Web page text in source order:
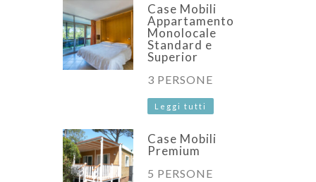
Case Mobili
Appartamento
Monolocale
Standard e
Superior
3 PERSONE
Leggi tutti
Case Mobili
Premium
5 PERSONE